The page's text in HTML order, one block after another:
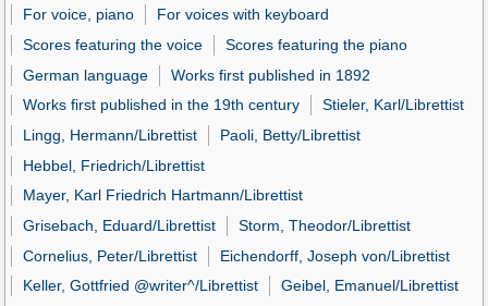
For voice, piano
For voices with keyboard
Scores featuring the voice
Scores featuring the piano
German language
Works first published in 1892
Works first published in the 19th century
Stieler, Karl/Librettist
Lingg, Hermann/Librettist
Paoli, Betty/Librettist
Hebbel, Friedrich/Librettist
Mayer, Karl Friedrich Hartmann/Librettist
Grisebach, Eduard/Librettist
Storm, Theodor/Librettist
Cornelius, Peter/Librettist
Eichendorff, Joseph von/Librettist
Keller, Gottfried @writer^/Librettist
Geibel, Emanuel/Librettist